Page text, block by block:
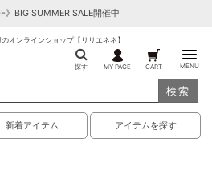
》BIG SUMMER SALE開催中
オンラインショップ【リリエネネ】
探す MY PAGE CART MENU
検索
新着アイテム アイテムを探す